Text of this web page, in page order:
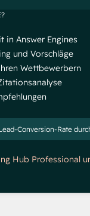
in Answer Engines
und Vorschläge
Wettbewerbern
Conversion-Rate
Hub Professional